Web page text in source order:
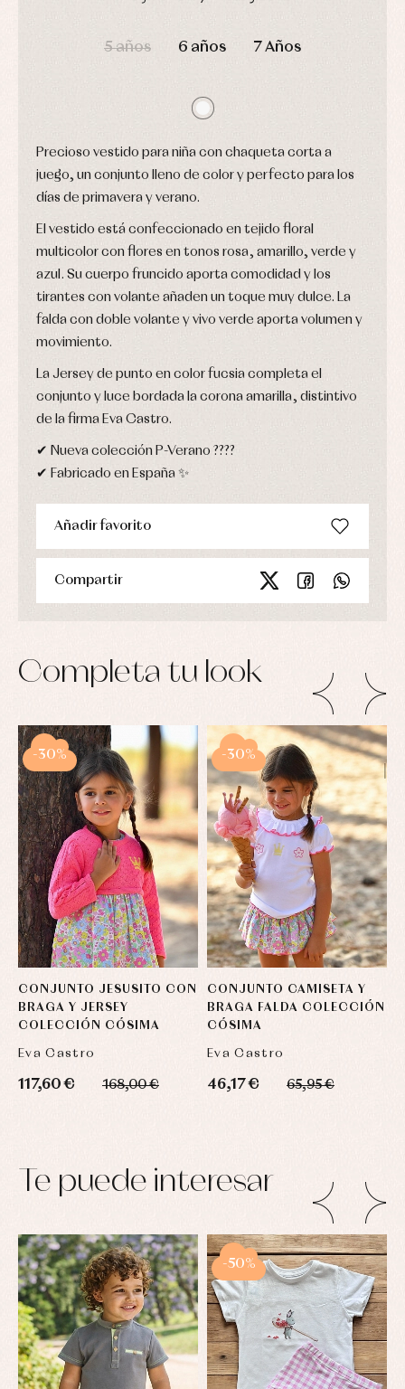
5 años 6 años 7 Años
Precioso vestido para niña con chaqueta corta a
juego, un conjunto lleno de color y perfecto para los
días de primavera y verano.
El vestido está confeccionado en tejido floral
multicolor con flores en tonos rosa, amarillo, verde y
azul. Su cuerpo fruncido aporta comodidad y los
tirantes con volante añaden un toque muy dulce. La
falda con doble volante y vivo verde aporta volumen y
movimiento.
La Jersey de punto en color fucsia completa el
conjunto y luce bordada la corona amarilla, distintivo
de la firma Eva Castro.
✔ Nueva colección P-Verano ????
✔ Fabricado en España ✨
Añadir favorito
Compartir
Completa tu look
CONJUNTO JESUSITO CON
BRAGA Y JERSEY
COLECCIÓN CÓSIMA
Eva Castro
117,60 € 168,00 €
-30%
CONJUNTO CAMISETA Y
BRAGA FALDA COLECCIÓN
CÓSIMA
Eva Castro
46,17 € 65,95 €
-30%
Te puede interesar
-50%
Peleles
Chaquetas
Conjuntos
Ropa
abrigo
de
interior
Vestidos
y
Puericultura